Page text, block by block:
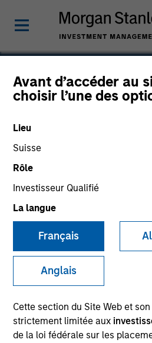
Avant d’accéder au
choisir l’une des
Lieu
Suisse
Rôle
Investisseur Qualifié
La langue
Français
Anglais
Cette section du Site Web et
strictement limitée aux
de la loi fédérale sur les
Trinity CO2
SECTOR
Energy